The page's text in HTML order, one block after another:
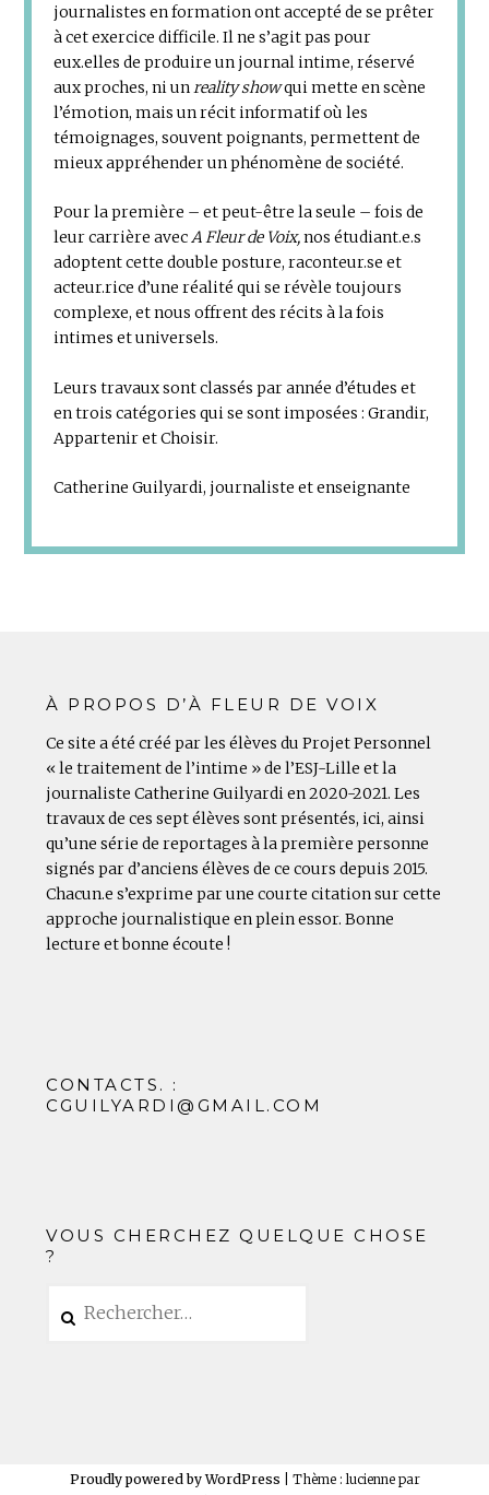
journalistes en formation ont accepté de se prêter
à cet exercice difficile. Il ne s’agit pas pour
eux.elles de produire un journal intime, réservé
aux proches, ni unreality showqui mette en scène
l’émotion, mais un récit informatif où les
témoignages, souvent poignants, permettent de
mieux appréhender un phénomène de société.
Pour la première – et peut-être la seule – fois de
leur carrière avecA Fleur de Voix,nos étudiant.e.s
adoptent cette double posture, raconteur.se et
acteur.rice d’une réalité qui se révèle toujours
complexe, et nous offrent des récits à la fois
intimes et universels.
Leurs travaux sont classés par année d’études et
en trois catégories qui se sont imposées : Grandir,
Appartenir et Choisir.
Catherine Guilyardi, journaliste et enseignante
À PROPOS D’À FLEUR DE VOIX
Ce site a été créé par les élèves du Projet Personnel
« le traitement de l’intime » de l’ESJ-Lille et la
journaliste Catherine Guilyardi en 2020-2021. Les
travaux de ces sept élèves sont présentés, ici, ainsi
qu’une série de reportages à la première personne
signés par d’anciens élèves de ce cours depuis 2015.
Chacun.e s’exprime par une courte citation sur cette
approche journalistique en plein essor. Bonne
lecture et bonne écoute !
CONTACTS. :
CGUILYARDI@GMAIL.COM
VOUS CHERCHEZ QUELQUE CHOSE
?
Proudly powered by WordPress
Thème : lucienne par